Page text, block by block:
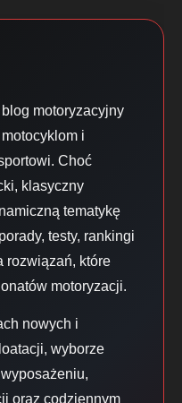
motoryzacyjny
i
Choć
klasyczny
tematykę
testy, rankingi
rozwiązań, które
motoryzacji.
nowych i
wyborze
oraz codziennym